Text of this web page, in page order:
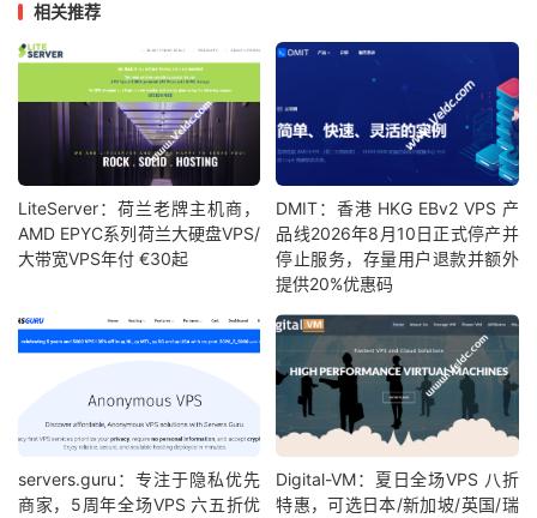
相关推荐
LiteServer：荷兰老牌主机商，
AMD EPYC系列荷兰大硬盘VPS/
大带宽VPS年付 €30起
DMIT：香港 HKG EBv2 VPS 产
品线2026年8月10日正式停产并
停止服务，存量用户退款并额外
提供20%优惠码
servers.guru：专注于隐私优先
商家，5周年全场VPS 六五折优
Digital-VM：夏日全场VPS 八折
特惠，可选日本/新加坡/英国/瑞